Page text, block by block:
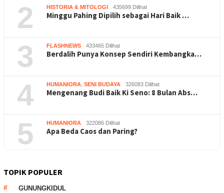
2 HISTORIA & MITOLOGI 435699 Dilihat
Minggu Pahing Dipilih sebagai Hari Baik …
3 FLASHNEWS 433465 Dilihat
Berdalih Punya Konsep Sendiri Kembangka…
4 HUMANIORA SENI BUDAYA 326083 Dilihat
Mengenang Budi Baik Ki Seno: 8 Bulan Abs…
5 HUMANIORA 322086 Dilihat
Apa Beda Caos dan Paring?
TOPIK POPULER
GUNUNGKIDUL